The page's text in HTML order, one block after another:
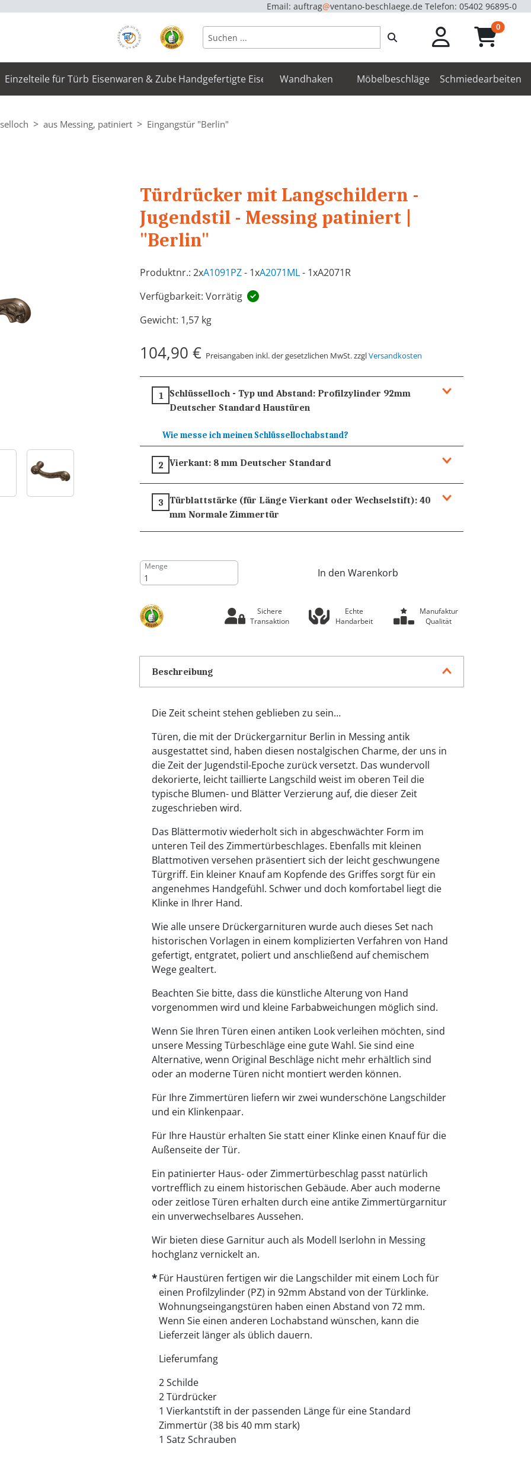
Email: auftrag@ventano-beschlaege.de Telefon: 05402 96895-0
0unread
Einzelteile für TürbeschlägeEisenwaren & ZubehörHandgefertigte Eisenbeschläge
Wandhaken Möbelbeschläge Schmiedearbeiten
aus Messing, patiniert Eingangstür "Berlin"
Türdrücker mit Langschildern -
Jugendstil - Messing patiniert |
"Berlin"
Produktnr.: 2xA1091PZ- 1xA2071ML- 1xA2071R
Verfügbarkeit: Vorrätig
Gewicht: 1,57 kg
104,90 € Preisangaben inkl. der gesetzlichen MwSt. zzglVersandkosten
1 Schlüsselloch - Typ und Abstand: Profilzylinder 92mm
Deutscher Standard Haustüren
Wie messe ich meinen Schlüssellochabstand?
2 Vierkant: 8 mm Deutscher Standard
3 Türblattstärke (für Länge Vierkant oder Wechselstift): 40
mm Normale Zimmertür
Menge
In den Warenkorb
Sichere
Transaktion
Echte
Handarbeit
Manufaktur
Qualität
Beschreibung
Die Zeit scheint stehen geblieben zu sein…
Türen, die mit der Drückergarnitur Berlin in Messing antik
ausgestattet sind, haben diesen nostalgischen Charme, der uns in
die Zeit der Jugendstil-Epoche zurück versetzt. Das wundervoll
dekorierte, leicht taillierte Langschild weist im oberen Teil die
typische Blumen- und Blätter Verzierung auf, die dieser Zeit
zugeschrieben wird.
Das Blättermotiv wiederholt sich in abgeschwächter Form im
unteren Teil des Zimmertürbeschlages. Ebenfalls mit kleinen
Blattmotiven versehen präsentiert sich der leicht geschwungene
Türgriff. Ein kleiner Knauf am Kopfende des Griffes sorgt für ein
angenehmes Handgefühl. Schwer und doch komfortabel liegt die
Klinke in Ihrer Hand.
Wie alle unsere Drückergarnituren wurde auch dieses Set nach
historischen Vorlagen in einem komplizierten Verfahren von Hand
gefertigt, entgratet, poliert und anschließend auf chemischem
Wege gealtert.
Beachten Sie bitte, dass die künstliche Alterung von Hand
vorgenommen wird und kleine Farbabweichungen möglich sind.
Wenn Sie Ihren Türen einen antiken Look verleihen möchten, sind
unsere Messing Türbeschläge eine gute Wahl. Sie sind eine
Alternative, wenn Original Beschläge nicht mehr erhältlich sind
oder an moderne Türen nicht montiert werden können.
Für Ihre Zimmertüren liefern wir zwei wunderschöne Langschilder
und ein Klinkenpaar.
Für Ihre Haustür erhalten Sie statt einer Klinke einen Knauf für die
Außenseite der Tür.
Ein patinierter Haus- oder Zimmertürbeschlag passt natürlich
vortrefflich zu einem historischen Gebäude. Aber auch moderne
oder zeitlose Türen erhalten durch eine antike Zimmertürgarnitur
ein unverwechselbares Aussehen.
Wir bieten diese Garnitur auch als Modell Iserlohn in Messing
hochglanz vernickelt an.
Für Haustüren fertigen wir die Langschilder mit einem Loch für
einen Profilzylinder (PZ) in 92mm Abstand von der Türklinke.
Wohnungseingangstüren haben einen Abstand von 72 mm.
Wenn Sie einen anderen Lochabstand wünschen, kann die
Lieferzeit länger als üblich dauern.
Lieferumfang
2 Schilde
2 Türdrücker
1 Vierkantstift in der passenden Länge für eine Standard
Zimmertür (38 bis 40 mm stark)
1 Satz Schrauben